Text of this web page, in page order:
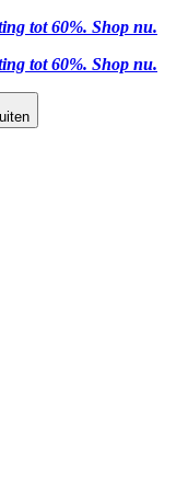
tot 60%. Shop nu.
tot 60%. Shop nu.